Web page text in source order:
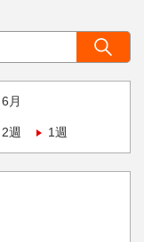
6月
2週 1週